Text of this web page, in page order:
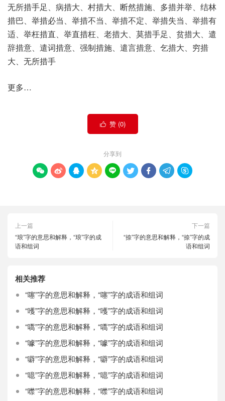
无所措手足、病措大、村措大、断然措施、多措并举、结林
措巴、举措必当、举措不当、举措不定、举措失当、举措有
适、举枉措直、举直措枉、老措大、莫措手足、贫措大、遣
辞措意、遣词措意、强制措施、遣言措意、乞措大、穷措
大、无所措手
更多…
 赞 (0)
分享到
        
上一篇
“琅”字的意思和解释，“琅”字的成
语和组词
下一篇
“捺”字的意思和解释，“捺”字的成
语和组词
相关推荐
“噻”字的意思和解释，“噻”字的成语和组词
“嚄”字的意思和解释，“嚄”字的成语和组词
“嚆”字的意思和解释，“嚆”字的成语和组词
“噱”字的意思和解释，“噱”字的成语和组词
“噼”字的意思和解释，“噼”字的成语和组词
“噫”字的意思和解释，“噫”字的成语和组词
“噤”字的意思和解释，“噤”字的成语和组词